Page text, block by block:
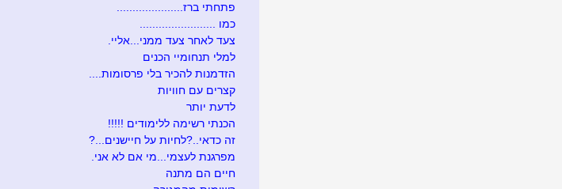
פתחתי ברז.....................
כמו ........................
צעד לאחר צעד ממני...אליי.
למלי תנחומיי הכנים
הזדמנות להכיר בלי פרסומות....
קצרים עם חוויות
לדעת יותר
הכנתי רשימה ללימודים !!!!!
זה כדאי..?לחיות על חיישנים...?
מפרגנת לעצמי...מי אם לא אני.
חיים הם מתנה